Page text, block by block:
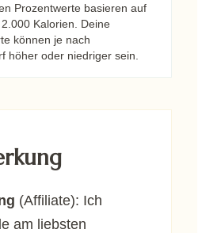
Prozentwerte basieren auf
Kalorien. Deine
können je nach
höher oder niedriger sein.
(Affiliate): Ich
am liebsten